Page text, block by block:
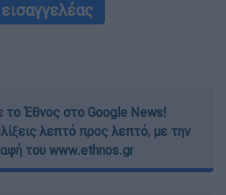
εισαγγελέας
το Έθνος στο Google News!
λεπτό προς λεπτό, με την
του www.ethnos.gr